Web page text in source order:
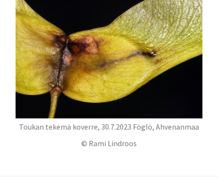
Toukan tekemä koverre, 30.7.2023 Föglö, Ahvenanmaa
© Rami Lindroos